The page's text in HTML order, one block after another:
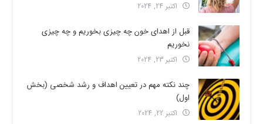
اکتبر 24, 2024
قبل از اهدای خون چه چیزی بخوریم و چه چیزی
نخوریم
اکتبر 23, 2024
چند نکته مهم در تعیین اهداف و رشد شخصی (بخش
اول)
اکتبر 22, 2024